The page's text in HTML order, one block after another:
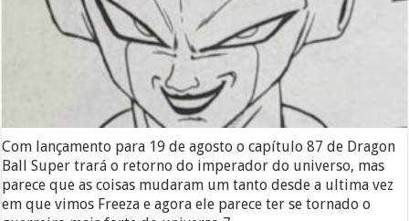
Com lançamento para 19 de agosto o capítulo 87 de Dragon
Ball Super trará o retorno do imperador do universo, mas
parece que as coisas mudaram um tanto desde a ultima vez
em que vimos Freeza e agora ele parece ter se tornado o